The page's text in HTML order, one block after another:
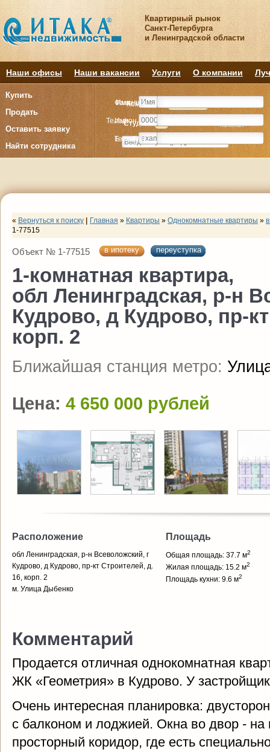
Квартирный рынок
Санкт-Петербурга
и Ленинградской области
Наши офисы Наши вакансии Услуги О компании
Купить
Продать
Оставить заявку
Найти сотрудника
Комнату
Студия Комнат
Комнату
Студия Комнат
Имя
Телефон
E-mail
Фамилия
Имя
Телефон
« Вернуться к поиску Главная » Квартиры » Однокомнатные квартиры »
1-77515
Объект № 1-77515 в ипотеку переуступка
1-комнатная квартира,
обл Ленинградская, р-н
Кудрово, д Кудрово, пр-
корп. 2
Ближайшая станция метро:
Цена: 4 650 000 рублей
Расположение
обл Ленинградская, р-н Всеволожский, г
Кудрово, д Кудрово, пр-кт Строителей, д.
16, корп. 2
м. Улица Дыбенко
Площадь
Общая площадь: 37.7 м2
Жилая площадь: 15.2 м2
Площадь кухни: 9.6 м2
Комментарий
Продается отличная однокомнатная
ЖК «Геометрия» в Кудрово. У
Очень интересная планировка:
с балконом и лоджией. Окна во двор - на
просторный коридор, где есть